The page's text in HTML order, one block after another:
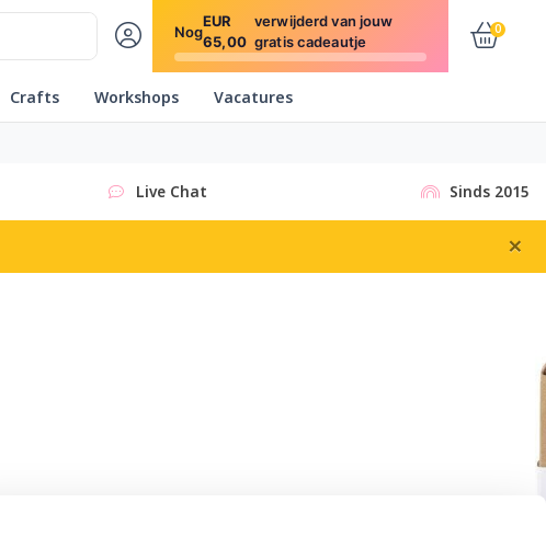
Nog
EUR
65,00
verwijderd van jouw
gratis cadeautje
0
Crafts Workshops Vacatures
Live Chat Sinds 2015
×